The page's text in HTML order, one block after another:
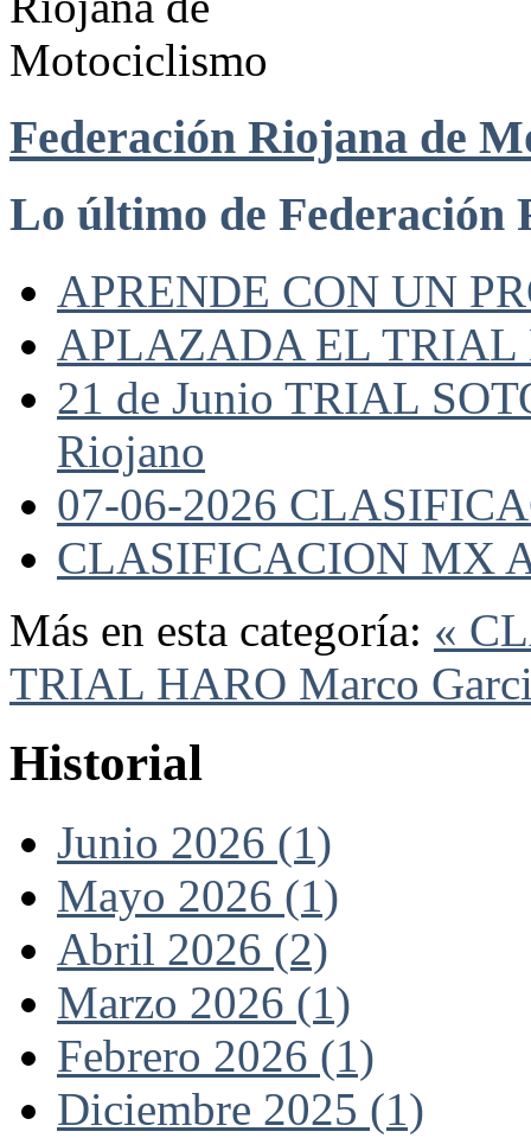
Federación Riojana de
Lo último de Federación
APRENDE CON UN
APLAZADA EL TRIAL
21 de Junio TRIAL
Riojano
07-06-2026
CLASIFICACION MX
Más en esta categoría: «
TRIAL HARO Marco
Historial
Junio 2026 (1)
Mayo 2026 (1)
Abril 2026 (2)
Marzo 2026 (1)
Febrero 2026 (1)
Diciembre 2025 (1)